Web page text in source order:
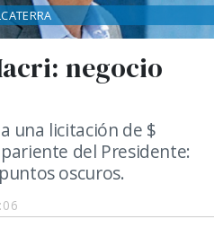
negocio
una licitación de $
del Presidente:
oscuros.